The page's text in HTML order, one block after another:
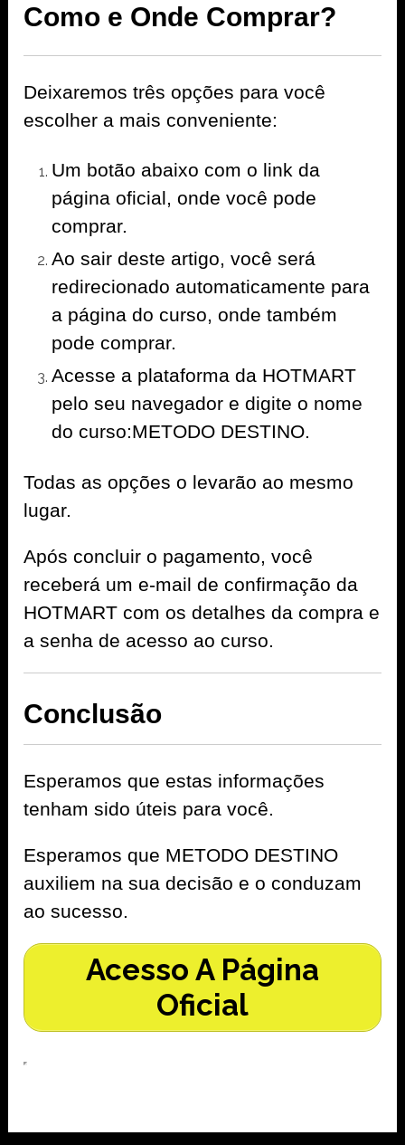
Como e Onde Comprar?
Deixaremos três opções para você
escolher a mais conveniente:
Um botão abaixo com o link da
página oficial, onde você pode
comprar.
Ao sair deste artigo, você será
redirecionado automaticamente para
a página do curso, onde também
pode comprar.
Acesse a plataforma da HOTMART
pelo seu navegador e digite o nome
do curso:METODO DESTINO.
Todas as opções o levarão ao mesmo
lugar.
Após concluir o pagamento, você
receberá um e-mail de confirmação da
HOTMART com os detalhes da compra e
a senha de acesso ao curso.
Conclusão
Esperamos que estas informações
tenham sido úteis para você.
Esperamos que METODO DESTINO
auxiliem na sua decisão e o conduzam
ao sucesso.
Acesso A Página
Oficial